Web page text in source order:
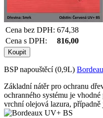
Cena bez DPH: 674,38
Cena s DPH:
816,00
BSP napouštěcí (0,9L)
Základní nátěr pro ochranu
ochranného systému je
vrchní olejová lazura,